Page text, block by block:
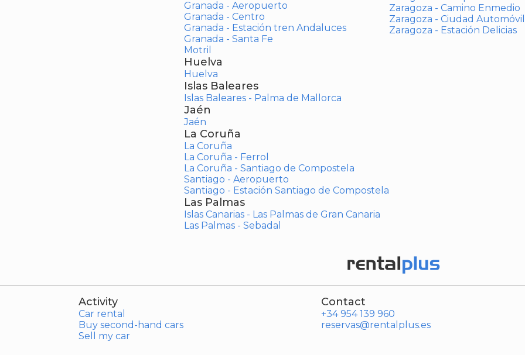
Granada - Aeropuerto
Granada - Centro
Granada - Estación tren Andaluces
Granada - Santa Fe
Motril
Huelva
Huelva
Islas Baleares
Islas Baleares - Palma de Mallorca
Jaén
Jaén
La Coruña
La Coruña
La Coruña - Ferrol
La Coruña - Santiago de Compostela
Santiago - Aeropuerto
Santiago - Estación Santiago de Compostela
Las Palmas
Islas Canarias - Las Palmas de Gran Canaria
Las Palmas - Sebadal
Zaragoza - Camino Enmedio
Zaragoza - Ciudad Automóvil
Zaragoza - Estación Delicias
Activity
Car rental
Buy second-hand cars
Sell my car
Contact
+34 954 139 960
reservas@rentalplus.es